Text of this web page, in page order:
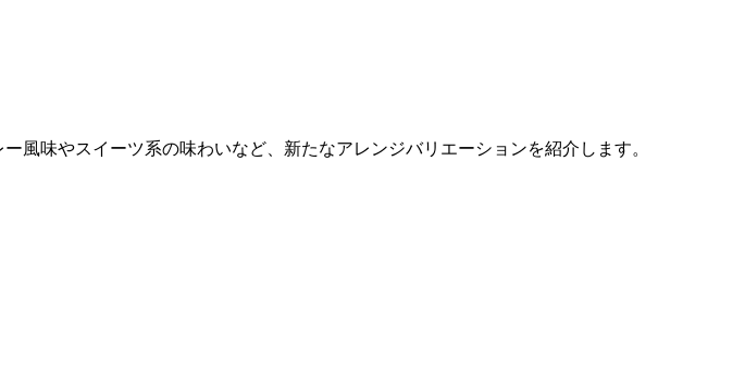
味やスイーツ系の味わいなど、新たなアレンジバリエーションを紹介します。